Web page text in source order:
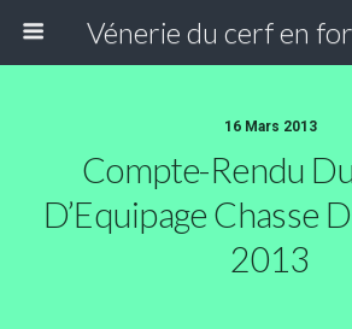
16 Mars 2013
Compte-Rendu
D’Equipage Chasse
2013